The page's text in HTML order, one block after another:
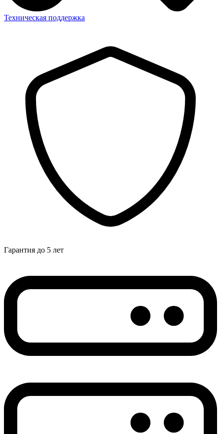
Техническая поддержка
Гарантия до 5 лет